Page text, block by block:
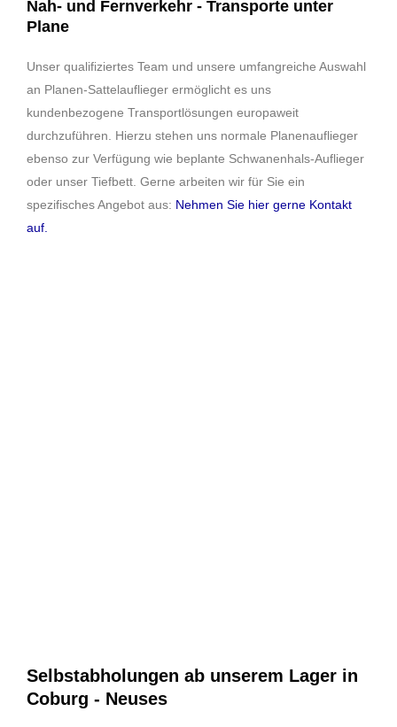
Nah- und Fernverkehr - Transporte unter
Plane
Unser qualifiziertes Team und unsere umfangreiche Auswahl
an Planen-Sattelauflieger ermöglicht es uns
kundenbezogene Transportlösungen europaweit
durchzuführen. Hierzu stehen uns normale Planenauflieger
ebenso zur Verfügung wie beplante Schwanenhals-Auflieger
oder unser Tiefbett. Gerne arbeiten wir für Sie ein
spezifisches Angebot aus: Nehmen Sie hier gerne Kontakt
auf.
Selbstabholungen ab unserem Lager in
Coburg - Neuses